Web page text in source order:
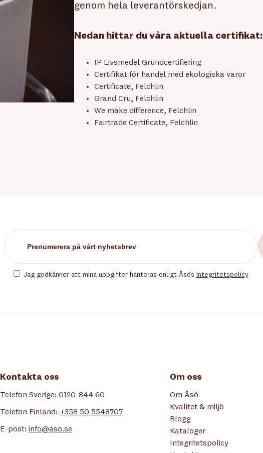
genom hela leverantörskedjan.
Nedan hittar du våra aktuella certifikat:
IP Livsmedel Grundcertifiering
Certifikat för handel med ekologiska varor
Certificate, Felchlin
Grand Cru, Felchlin
We make difference, Felchlin
Fairtrade Certificate, Felchlin
Jag godkänner att mina uppgifter hanteras enligt Åsös integritetspolicy
Kontakta oss
Telefon Sverige: 0120-844 60
Telefon Finland: +358 50 5548707
E-post: info@aso.se
Om oss
Om Åsö
Kvalitet & miljö
Blogg
Kataloger
Integritetspolicy